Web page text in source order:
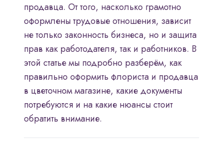
продавца. От того, насколько грамотно
оформлены трудовые отношения, зависит
не только законность бизнеса, но и защита
прав как работодателя, так и работников. В
этой статье мы подробно разберём, как
правильно оформить флориста и продавца
в цветочном магазине, какие документы
потребуются и на какие нюансы стоит
обратить внимание.